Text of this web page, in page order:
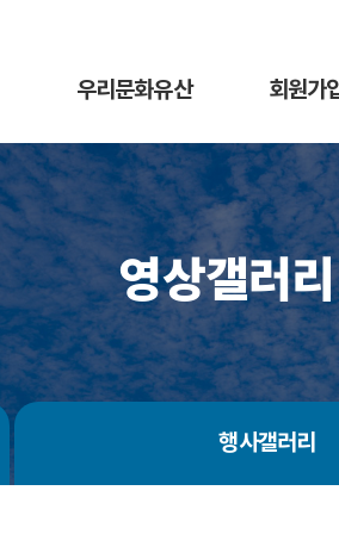
우리문화유산 회원가
영상갤러리
행사갤러리